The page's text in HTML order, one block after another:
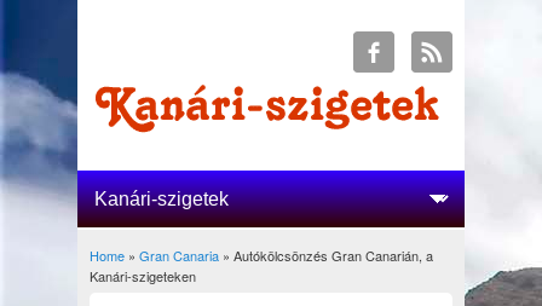
You are here
Home» Gran Canaria» Autókölcsönzés Gran Canarián, a
Kanári-szigeteken